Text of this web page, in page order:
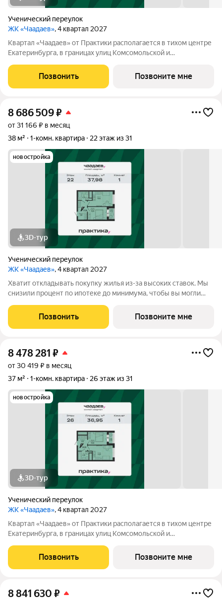
Ученический переулок
ЖК «Чаадаев», 4 квартал 2027
Квартал «Чаадаев» от Практики располагается в тихом центре
Екатеринбурга, в границах улиц Комсомольской и
предлагая резидентам тишину в центре города.В шаговой
доступности ведущие вузы, театры,
Позвонить Позвоните мне
8 686 509₽
от 31 166 ₽ в месяц
38 м²
1-комн. квартира 22 этаж из 31
новостройка
3D-тур
Ученический переулок
ЖК «Чаадаев», 4 квартал 2027
Хватит откладывать покупку жилья из-за высоких ставок. Мы
снизили процент по ипотеке до минимума, чтобы вы могли
для всех от 0,11%. Узнай свое выгодное предложение в отделе
продаж прямо
Позвонить Позвоните мне
8 478 281 ₽
от 30 419 ₽ в месяц
37 м²
1-комн. квартира 26 этаж из 31
новостройка
3D-тур
Ученический переулок
ЖК «Чаадаев», 4 квартал 2027
Квартал «Чаадаев» от Практики располагается в тихом центре
Екатеринбурга, в границах улиц Комсомольской и
предлагая резидентам тишину в центре города.В шаговой
доступности ведущие вузы, театры,
Позвонить Позвоните мне
8 841 630 ₽